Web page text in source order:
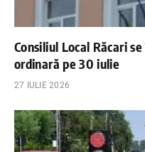
Consiliul Local Răcari
ordinară pe 30 iulie
27 IULIE 2026